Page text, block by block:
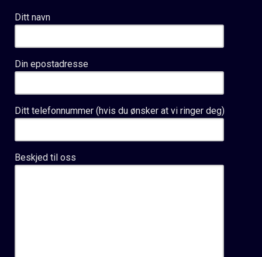
Ditt navn
Din epostadresse
Ditt telefonnummer (hvis du ønsker at vi ringer deg)
Beskjed til oss